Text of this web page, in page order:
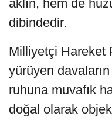
aklın, hem de
dibindedir.
Milliyetçi Hareket
yürüyen
ruhuna muvafık
doğal olarak